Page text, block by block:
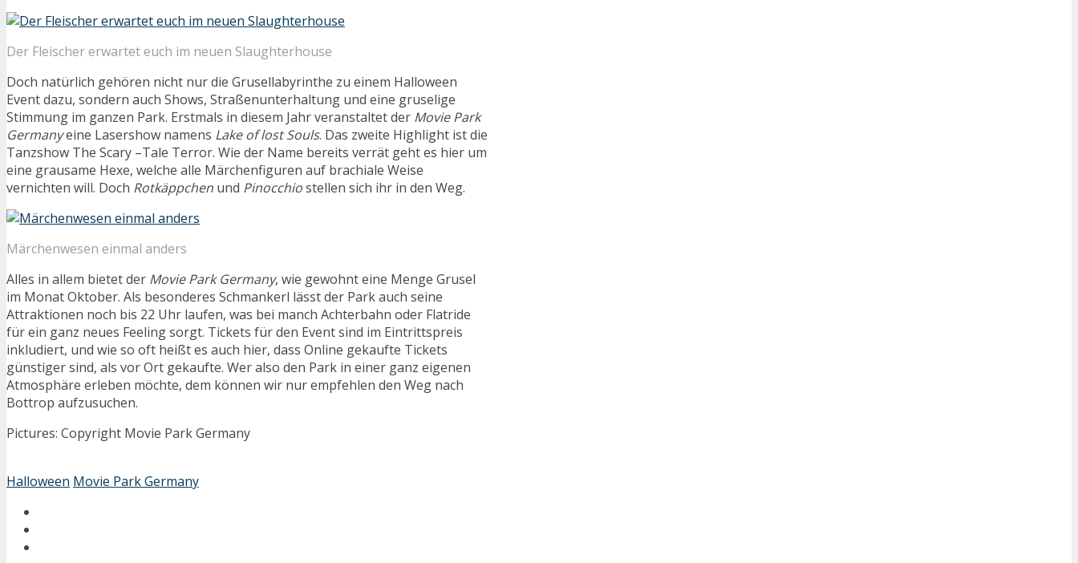
Der Fleischer erwartet euch im neuen Slaughterhouse
Doch natürlich gehören nicht nur die Grusellabyrinthe zu einem Halloween
Event dazu, sondern auch Shows, Straßenunterhaltung und eine gruselige
Stimmung im ganzen Park. Erstmals in diesem Jahr veranstaltet der Movie Park
Germanyeine Lasershow namens Lake of lost Souls. Das zweite Highlight ist die
Tanzshow The Scary –Tale Terror. Wie der Name bereits verrät geht es hier um
eine grausame Hexe, welche alle Märchenfiguren auf brachiale Weise
vernichten will. Doch Rotkäppchen und Pinocchiostellen sich ihr in den Weg.
Märchenwesen einmal anders
Alles in allem bietet der Movie Park Germany, wie gewohnt eine Menge Grusel
im Monat Oktober. Als besonderes Schmankerl lässt der Park auch seine
Attraktionen noch bis 22 Uhr laufen, was bei manch Achterbahn oder Flatride
für ein ganz neues Feeling sorgt. Tickets für den Event sind im Eintrittspreis
inkludiert, und wie so oft heißt es auch hier, dass Online gekaufte Tickets
günstiger sind, als vor Ort gekaufte. Wer also den Park in einer ganz eigenen
Atmosphäre erleben möchte, dem können wir nur empfehlen den Weg nach
Bottrop aufzusuchen.
Pictures: Copyright Movie Park Germany
Halloween Movie Park Germany